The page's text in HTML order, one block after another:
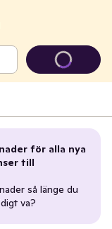
för alla nya
till
så länge du
va?